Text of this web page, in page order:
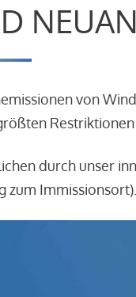
von
durch unser
zum Immissionsort).